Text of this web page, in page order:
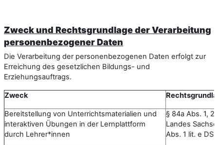
Zweck und Rechtsgrundlage der Verarbeitung
personenbezogener Daten
Die Verarbeitung der personenbezogenen Daten erfolgt zur
Erreichung des gesetzlichen Bildungs- und
Erziehungsauftrags.
Zweck
Bereitstellung von Unterrichtsmaterialien und
interaktiven Übungen in der Lernplattform
durch Lehrer*innen
§ 84a Abs. 1,
Landes
Abs. 1 lit. e